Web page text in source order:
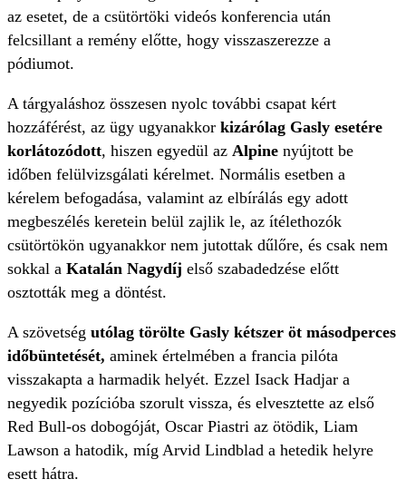
az esetet, de a csütörtöki videós konferencia után
felcsillant a remény előtte, hogy visszaszerezze a
pódiumot.
A tárgyaláshoz összesen nyolc további csapat kért
hozzáférést, az ügy ugyanakkor kizárólag Gasly esetére
korlátozódott, hiszen egyedül az Alpine nyújtott be
időben felülvizsgálati kérelmet. Normális esetben a
kérelem befogadása, valamint az elbírálás egy adott
megbeszélés keretein belül zajlik le, az ítélethozók
csütörtökön ugyanakkor nem jutottak dűlőre, és csak nem
sokkal a Katalán Nagydíj első szabadedzése előtt
osztották meg a döntést.
A szövetség utólag törölte Gasly kétszer öt másodperces
időbüntetését, aminek értelmében a francia pilóta
visszakapta a harmadik helyét. Ezzel Isack Hadjar a
negyedik pozícióba szorult vissza, és elvesztette az első
Red Bull-os dobogóját, Oscar Piastri az ötödik, Liam
Lawson a hatodik, míg Arvid Lindblad a hetedik helyre
esett hátra.